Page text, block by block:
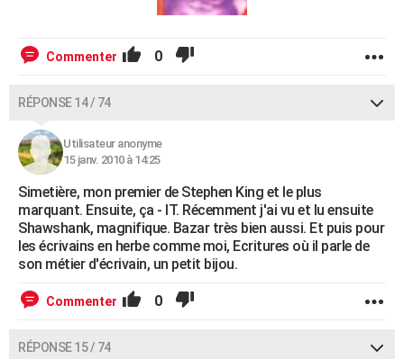
Commenter 0
RÉPONSE 14 / 74
Utilisateur anonyme
15 janv. 2010 à 14:25
Simetière, mon premier de Stephen King et le plus
marquant. Ensuite, ça - IT. Récemment j'ai vu et lu ensuite
Shawshank, magnifique. Bazar très bien aussi. Et puis pour
les écrivains en herbe comme moi, Ecritures où il parle de
son métier d'écrivain, un petit bijou.
Commenter 0
RÉPONSE 15 / 74